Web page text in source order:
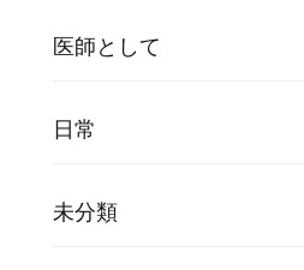
医師として
日常
未分類